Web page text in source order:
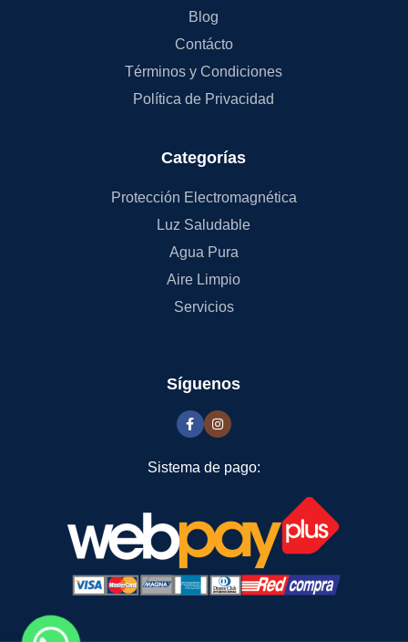
Blog
Contácto
Términos y Condiciones
Política de Privacidad
Categorías
Protección Electromagnética
Luz Saludable
Agua Pura
Aire Limpio
Servicios
Síguenos
Sistema de pago: